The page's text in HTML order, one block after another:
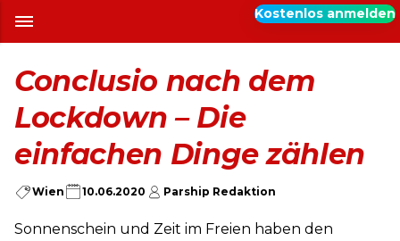
Kostenlos anmelden
Conclusio nach dem
Lockdown – Die
einfachen Dinge zählen
Wien 10.06.2020 Parship Redaktion
Sonnenschein und Zeit im Freien haben den